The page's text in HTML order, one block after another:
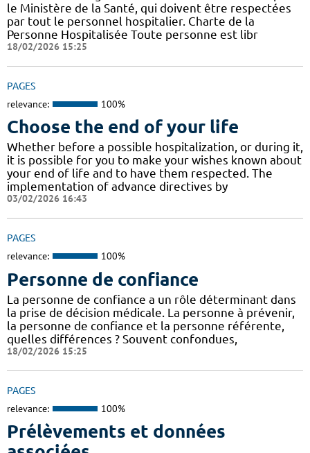
le Ministère de la Santé, qui doivent être respectées
par tout le personnel hospitalier. Charte de la
Personne Hospitalisée Toute personne est libr
18/02/2026 15:25
PAGES
relevance: 100%
Choose the end of your life
Whether before a possible hospitalization, or during it,
it is possible for you to make your wishes known about
your end of life and to have them respected. The
implementation of advance directives by
03/02/2026 16:43
PAGES
relevance: 100%
Personne de confiance
La personne de confiance a un rôle déterminant dans
la prise de décision médicale. La personne à prévenir,
la personne de confiance et la personne référente,
quelles différences ? Souvent confondues,
18/02/2026 15:25
PAGES
relevance: 100%
Prélèvements et données